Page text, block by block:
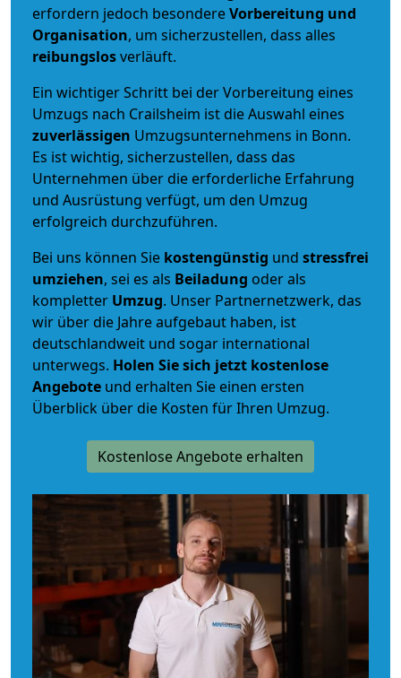
erfordern jedoch besondereVorbereitung und
Organisation, um sicherzustellen, dass alles
reibungslosverläuft.
Ein wichtiger Schritt bei der Vorbereitung eines
Umzugs nach Crailsheim ist die Auswahl eines
zuverlässigen Umzugsunternehmens in Bonn.
Es ist wichtig, sicherzustellen, dass das
Unternehmen über die erforderliche Erfahrung
und Ausrüstung verfügt, um den Umzug
erfolgreich durchzuführen.
Bei uns können Sie kostengünstig und stressfrei
umziehen, sei es als Beiladung oder als
kompletter Umzug. Unser Partnernetzwerk, das
wir über die Jahre aufgebaut haben, ist
deutschlandweit und sogar international
unterwegs. Holen Sie sich jetzt kostenlose
Angebote und erhalten Sie einen ersten
Überblick über die Kosten für Ihren Umzug.
Kostenlose Angebote erhalten